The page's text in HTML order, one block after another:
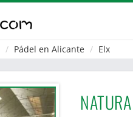
Pádel en Alicante Elx